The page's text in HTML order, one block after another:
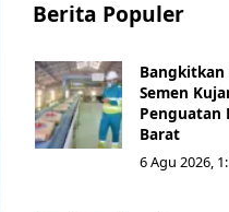
Berita Populer
Bangkitkan
Semen
Penguatan
Barat
6 Agu 2026,